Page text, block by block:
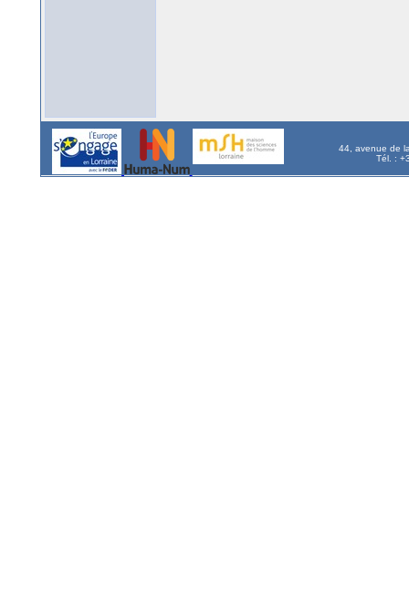
44, avenue de
Tél. :